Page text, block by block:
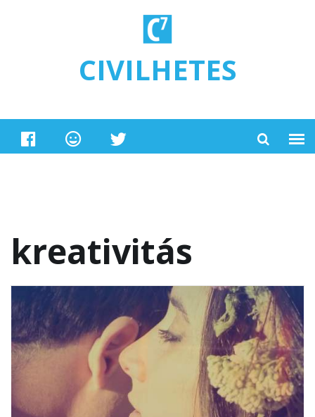
CIVILHETES
kreativitás